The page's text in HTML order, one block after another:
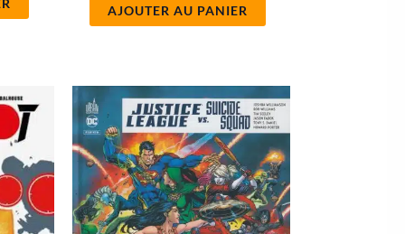
AJOUTER AU PANIER